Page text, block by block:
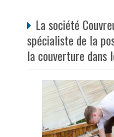
La société
spécialiste de la
la couverture dans